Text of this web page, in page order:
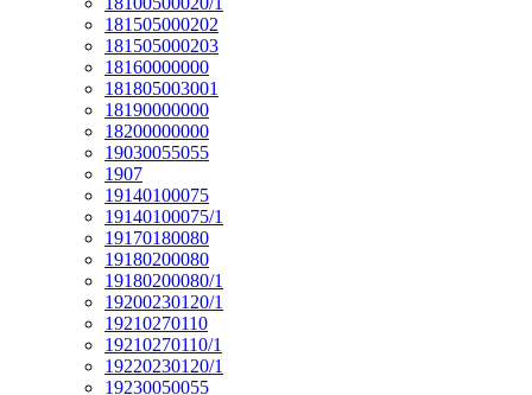
181505000202
181505000203
18160000000
181805003001
18190000000
18200000000
19030055055
1907
19140100075
19140100075/1
19170180080
19180200080
19180200080/1
19200230120/1
19210270110
19210270110/1
19220230120/1
19230050055